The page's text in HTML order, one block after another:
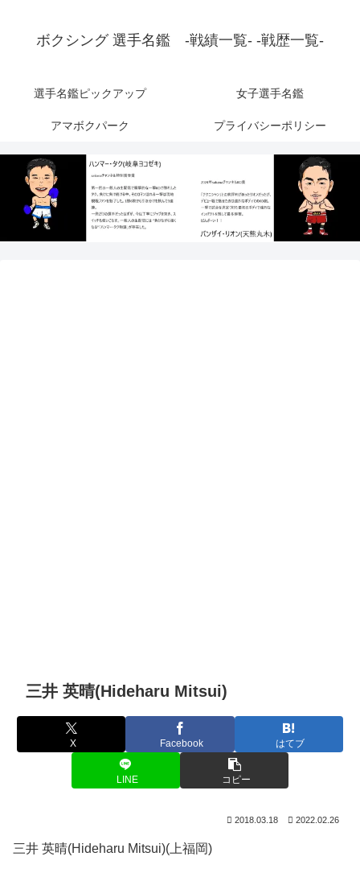
ボクシング 選手名鑑 -戦績一覧- -戦歴一覧-
選手名鑑ピックアップ 女子選手名鑑
アマボクパーク プライバシーポリシー
三井 英晴(Hideharu Mitsui)
X Facebook はてブ
LINE コピー
2018.03.18 2022.02.26
三井 英晴(Hideharu Mitsui)(上福岡)